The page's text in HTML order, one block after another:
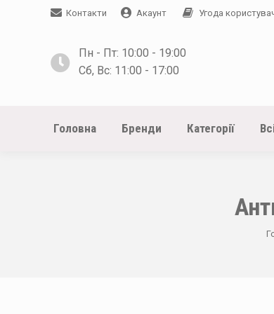
Контакти Акаунт Угода
Пн - Пт: 10:00 - 19:00
Сб, Вс: 11:00 - 17:00
Головна Бренди Категорії